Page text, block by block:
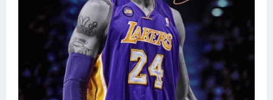
Интерьер квартиры